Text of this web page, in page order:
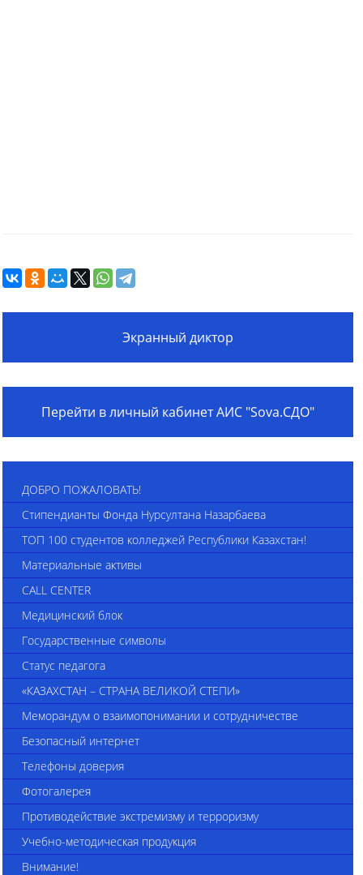
Экранный диктор
Перейти в личный кабинет АИС "Sova.СДО"
ДОБРО ПОЖАЛОВАТЬ!
Стипендианты Фонда Нурсултана Назарбаева
ТОП 100 студентов колледжей Республики Казахстан!
Материальные активы
CALL CENTER
Медицинский блок
Государственные символы
Статус педагога
«КАЗАХСТАН – СТРАНА ВЕЛИКОЙ СТЕПИ»
Меморандум о взаимопонимании и сотрудничестве
Безопасный интернет
Телефоны доверия
Фотогалерея
Противодействие экстремизму и терроризму
Учебно-методическая продукция
Внимание!